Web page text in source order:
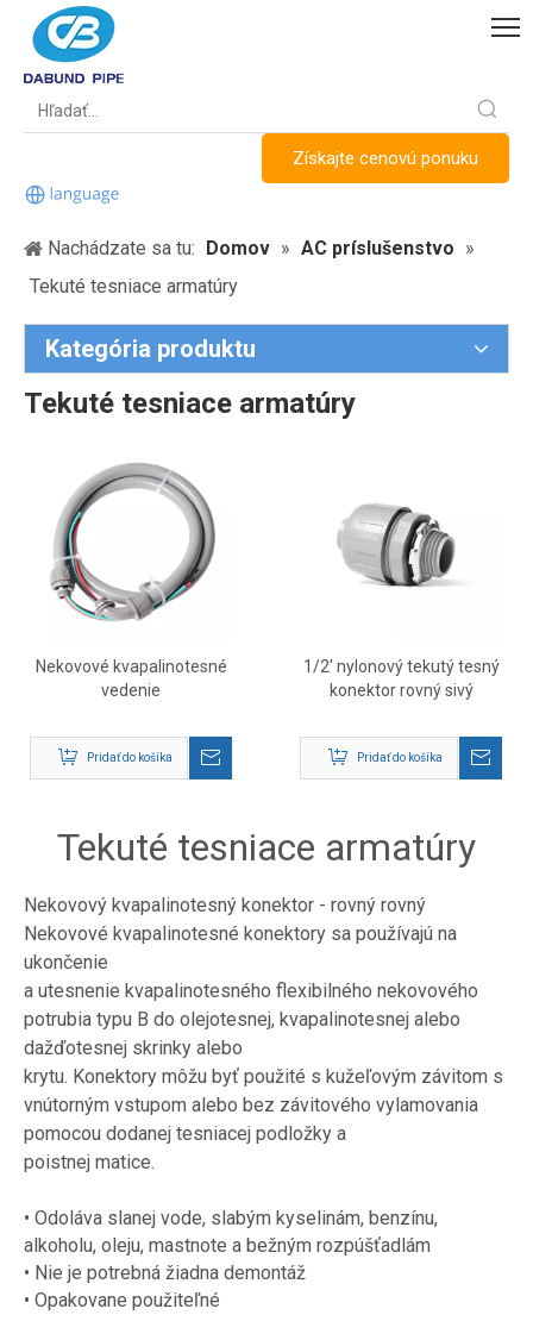
Získajte cenovú ponuku
Nachádzate sa tu: Domov » AC príslušenstvo »
Tekuté tesniace armatúry
Kategória produktu
Tekuté tesniace armatúry
Nekovové kvapalinotesné
vedenie
Pridať do košíka
1/2' nylonový tekutý tesný
konektor rovný sivý
Pridať do košíka
Tekuté tesniace armatúry
Nekovový kvapalinotesný konektor - rovný rovný
Nekovové kvapalinotesné konektory sa používajú na
ukončenie
a utesnenie kvapalinotesného flexibilného nekovového
potrubia typu B do olejotesnej, kvapalinotesnej alebo
dažďotesnej skrinky alebo
krytu. Konektory môžu byť použité s kužeľovým závitom s
vnútorným vstupom alebo bez závitového vylamovania
pomocou dodanej tesniacej podložky a
poistnej matice.
• Odoláva slanej vode, slabým kyselinám, benzínu,
alkoholu, oleju, mastnote a bežným rozpúšťadlám
• Nie je potrebná žiadna demontáž
• Opakovane použiteľné